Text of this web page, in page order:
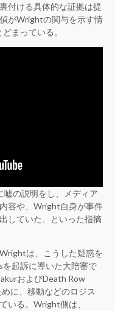
付ける具体的な証拠は提
がWrightの関与を示す情
まっている。
の説明をし、メディア
容や、Wright自身が事件
していた、といった指摘
は、こうした疑惑を
起訴に導いた大陪審で
およびDeath Row
に、移動などのロジス
いる。Wright側は、